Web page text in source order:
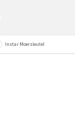
Instar Moersleutel